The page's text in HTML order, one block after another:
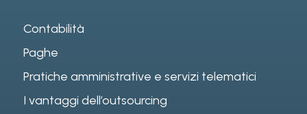
Contabilità
Paghe
Pratiche amministrative e servizi telematici
I vantaggi dell’outsourcing